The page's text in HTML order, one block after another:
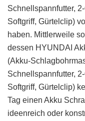
Schnellspannfutter,
Softgriff, Gürtelclip)
haben. Mittlerweile
dessen HYUNDAI
(Akku-
Schnellspannfutter,
Softgriff, Gürtelclip)
Tag einen Akku
ideenreich oder